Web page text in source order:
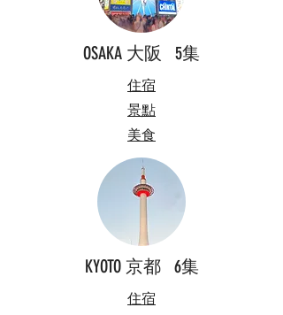
OSAKA 大阪 5集
住宿
景點
​美食
KYOTO 京都 6集
住宿